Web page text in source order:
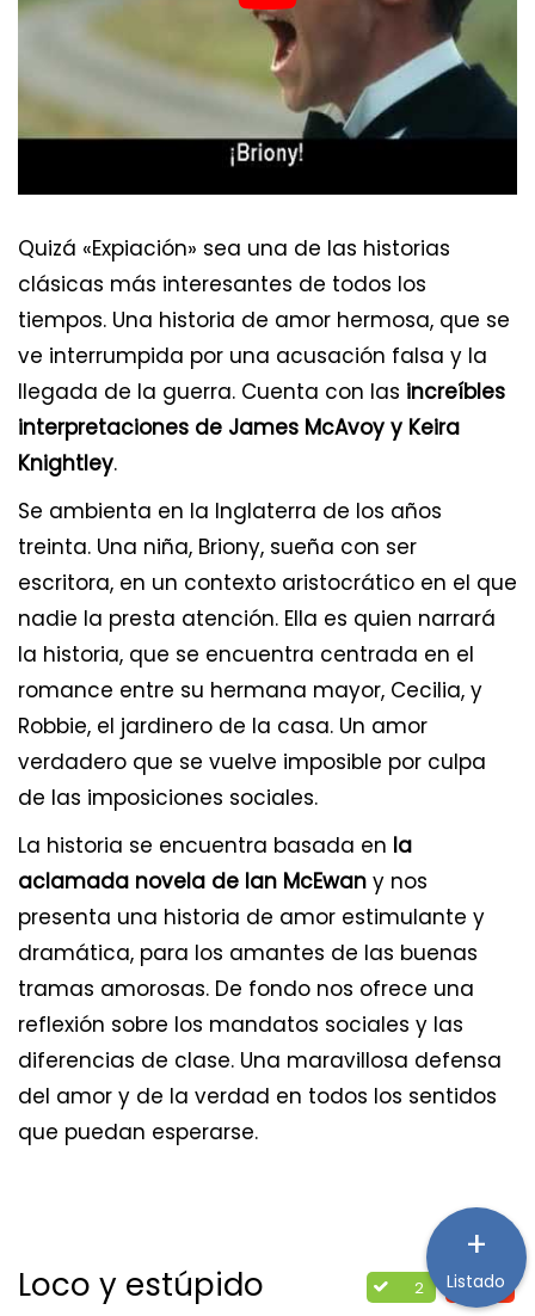
Quizá «Expiación» sea una de las historias
clásicas más interesantes de todos los
tiempos. Una historia de amor hermosa, que se
ve interrumpida por una acusación falsa y la
llegada de la guerra. Cuenta con las increíbles
interpretaciones de James McAvoy y Keira
Knightley.
Se ambienta en la Inglaterra de los años
treinta. Una niña, Briony, sueña con ser
escritora, en un contexto aristocrático en el que
nadie la presta atención. Ella es quien narrará
la historia, que se encuentra centrada en el
romance entre su hermana mayor, Cecilia, y
Robbie, el jardinero de la casa. Un amor
verdadero que se vuelve imposible por culpa
de las imposiciones sociales.
La historia se encuentra basada en la
aclamada novela de Ian McEwan y nos
presenta una historia de amor estimulante y
dramática, para los amantes de las buenas
tramas amorosas. De fondo nos ofrece una
reflexión sobre los mandatos sociales y las
diferencias de clase. Una maravillosa defensa
del amor y de la verdad en todos los sentidos
que puedan esperarse.
2 1
Loco y estúpido
+
Listado